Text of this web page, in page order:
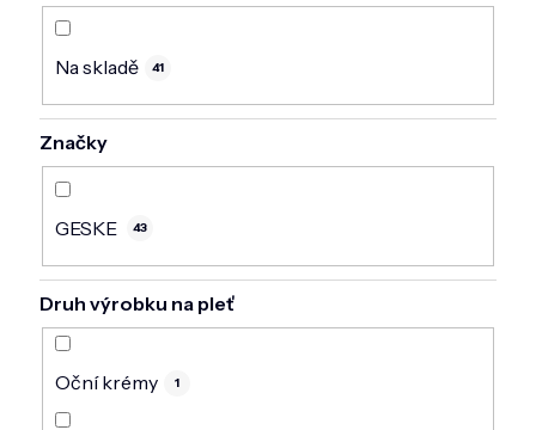
Na skladě 41
Značky
GESKE 43
Druh výrobku na pleť
Oční krémy 1